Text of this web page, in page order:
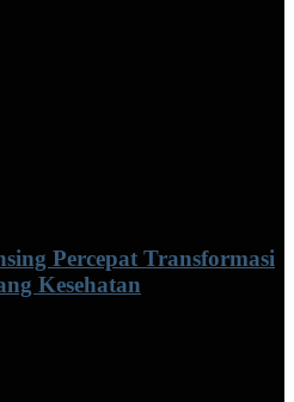
Percepat Transformasi
Kesehatan